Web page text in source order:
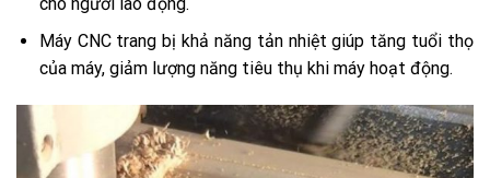
Máy CNC trang bị khả năng tản nhiệt giúp tăng tuổi thọ
của máy, giảm lượng năng tiêu thụ khi máy hoạt động.